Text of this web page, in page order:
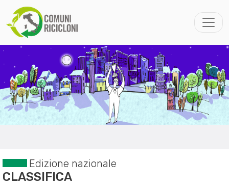
Edizione nazionale
CLASSIFICA